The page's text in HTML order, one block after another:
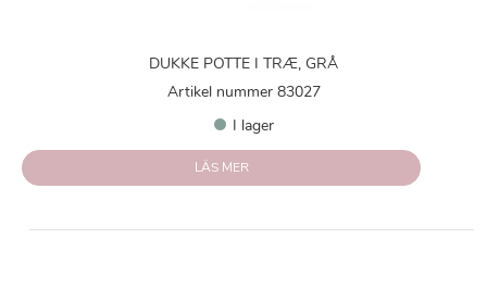
DUKKE POTTE I TRÆ, GRÅ
Artikel nummer 83027
I lager
LÄS MER